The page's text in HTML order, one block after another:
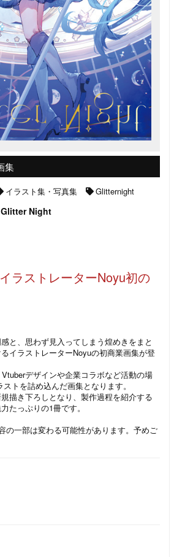
集
イラスト集・写真集 Glitternight
Glitter Night
ラストレーターNoyu初の
と、思わず見入ってしまう煌めきをまと
イラストレーターNoyuの初商業画集が登
デザインや企業コラボなど活動の場
トを詰め込んだ画集となります。
描き下ろしとなり、製作過程を紹介する
たっぷりの1冊です。
の一部は変わる可能性があります。予めご